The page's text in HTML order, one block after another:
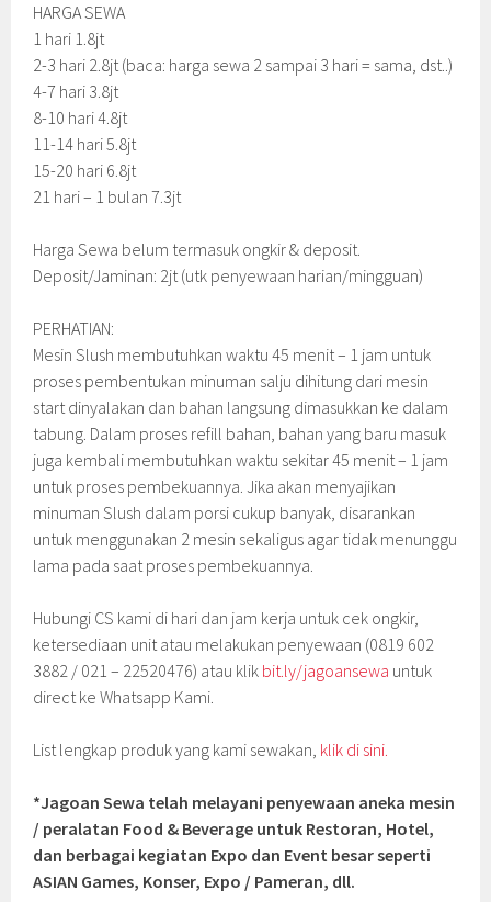
HARGA SEWA
1 hari 1.8jt
2-3 hari 2.8jt (baca: harga sewa 2 sampai 3 hari = sama, dst..)
4-7 hari 3.8jt
8-10 hari 4.8jt
11-14 hari 5.8jt
15-20 hari 6.8jt
21 hari – 1 bulan 7.3jt
Harga Sewa belum termasuk ongkir & deposit.
Deposit/Jaminan: 2jt (utk penyewaan harian/mingguan)
PERHATIAN:
Mesin Slush membutuhkan waktu 45 menit – 1 jam untuk
proses pembentukan minuman salju dihitung dari mesin
start dinyalakan dan bahan langsung dimasukkan ke dalam
tabung. Dalam proses refill bahan, bahan yang baru masuk
juga kembali membutuhkan waktu sekitar 45 menit – 1 jam
untuk proses pembekuannya. Jika akan menyajikan
minuman Slush dalam porsi cukup banyak, disarankan
untuk menggunakan 2 mesin sekaligus agar tidak menunggu
lama pada saat proses pembekuannya.
Hubungi CS kami di hari dan jam kerja untuk cek ongkir,
ketersediaan unit atau melakukan penyewaan (0819 602
3882 / 021 – 22520476) atau klik bit.ly/jagoansewa untuk
direct ke Whatsapp Kami.
List lengkap produk yang kami sewakan, klik di sini.
*Jagoan Sewa telah melayani penyewaan aneka mesin
/ peralatan Food & Beverage untuk Restoran, Hotel,
dan berbagai kegiatan Expo dan Event besar seperti
ASIAN Games, Konser, Expo / Pameran, dll.